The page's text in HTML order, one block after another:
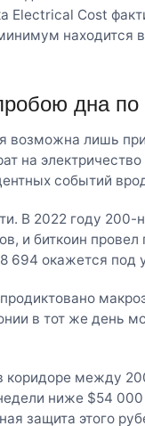
Electrical Cost
находится
дна по
возможна лишь
на
событий
В 2022 году
и биткоин
694 окажется под
в тот же день
коридоре между
ниже $54
защита этого